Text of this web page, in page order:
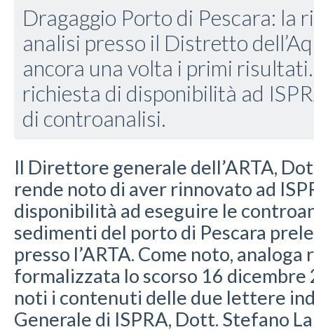
Dragaggio Porto di Pescara: la
analisi presso il Distretto
ancora una volta i primi
richiesta di disponibilità ad
di controanalisi.
Il Direttore generale dell’ARTA,
rende noto di aver rinnovato ad
disponibilità ad eseguire le
sedimenti del porto di Pescara
presso l’ARTA. Come noto,
formalizzata lo scorso 16 dicembre
noti i contenuti delle due lettere
Generale di ISPRA, Dott. Stefano